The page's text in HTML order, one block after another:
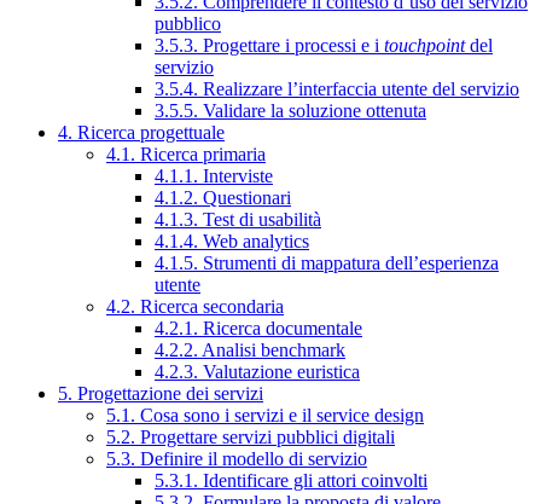
pubblico
3.5.3. Progettare i processi e i touchpointdel
servizio
3.5.4. Realizzare l’interfaccia utente del servizio
3.5.5. Validare la soluzione ottenuta
4. Ricerca progettuale
4.1. Ricerca primaria
4.1.1. Interviste
4.1.2. Questionari
4.1.3. Test di usabilità
4.1.4. Web analytics
4.1.5. Strumenti di mappatura dell’esperienza
utente
4.2. Ricerca secondaria
4.2.1. Ricerca documentale
4.2.2. Analisi benchmark
4.2.3. Valutazione euristica
5. Progettazione dei servizi
5.1. Cosa sono i servizi e il service design
5.2. Progettare servizi pubblici digitali
5.3. Definire il modello di servizio
5.3.1. Identificare gli attori coinvolti